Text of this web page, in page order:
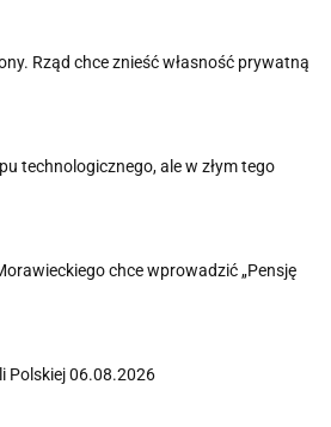
Rząd chce znieść własność prywatną
technologicznego, ale w złym tego
chce wprowadzić „Pensję
Polskiej 06.08.2026